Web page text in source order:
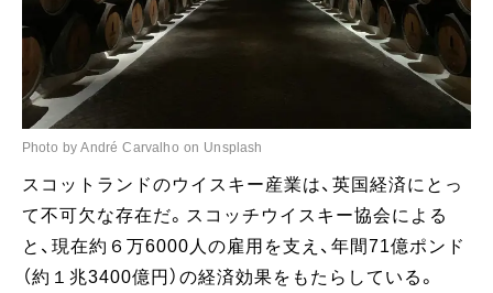
Photo by André Carvalho on Unsplash
スコットランドのウイスキー産業は、英国経済にとっ
て不可欠な存在だ。スコッチウイスキー協会による
と、現在約６万6000人の雇用を支え、年間71億ポンド
（約１兆3400億円）の経済効果をもたらしている。